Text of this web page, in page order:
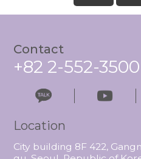
Contact
+82 2-552-3500
Location
City building 8F 422,